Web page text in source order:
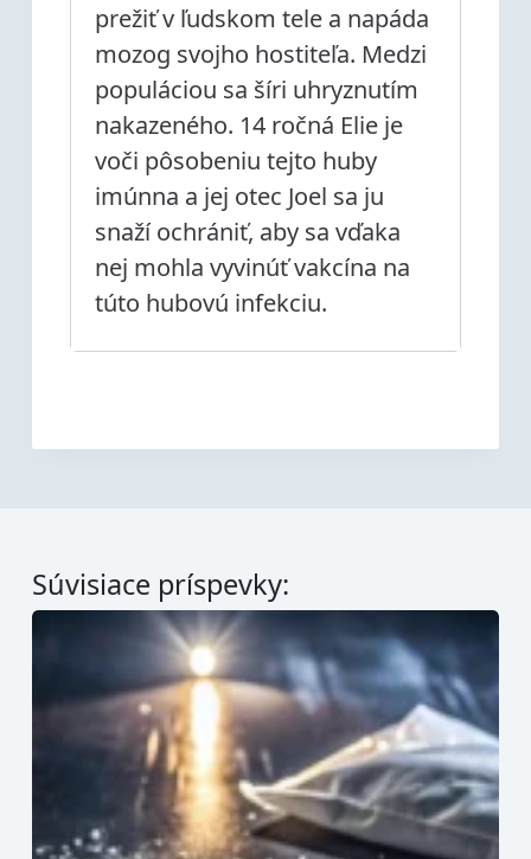
prežiť v ľudskom tele a napáda
mozog svojho hostiteľa. Medzi
populáciou sa šíri uhryznutím
nakazeného. 14 ročná Elie je
voči pôsobeniu tejto huby
imúnna a jej otec Joel sa ju
snaží ochrániť, aby sa vďaka
nej mohla vyvinúť vakcína na
túto hubovú infekciu.
Súvisiace príspevky: